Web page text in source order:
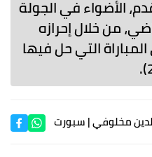
الأضواء في الجولة
من خلال إحرازه
التي حل فيها
مخلوفي| سبورت